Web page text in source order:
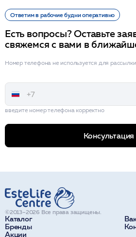
Ответим в рабочие будни оперативно
Есть вопросы? Оставьте
свяжемся с вами в
Номер телефона не используется для рассылки
введите номер телефона корректно
Консультация
Каталог
Бренды
Акции
©2013–2026 Все права защищены.